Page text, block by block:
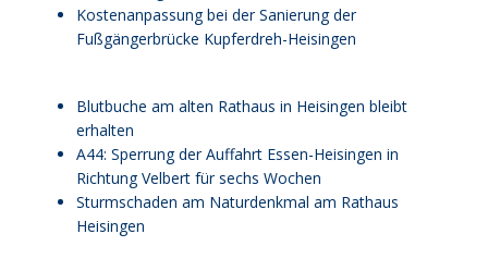
Kostenanpassung bei der Sanierung der
Fußgängerbrücke Kupferdreh-Heisingen
Blutbuche am alten Rathaus in Heisingen bleibt
erhalten
A44: Sperrung der Auffahrt Essen-Heisingen in
Richtung Velbert für sechs Wochen
Sturmschaden am Naturdenkmal am Rathaus
Heisingen